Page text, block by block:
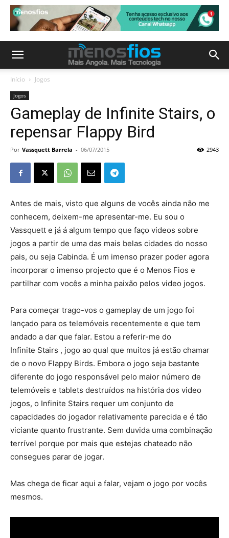
Início Jogos
Jogos
Gameplay de Infinite Stairs, o
repensar Flappy Bird
Por Vassquett Barrela - 06/07/2015 2943
Antes de mais, visto que alguns de vocês ainda não me
conhecem, deixem-me apresentar-me. Eu sou o
Vassquett e já á algum tempo que faço videos sobre
jogos a partir de uma das mais belas cidades do nosso
pais, ou seja Cabinda. É um imenso prazer poder agora
incorporar o imenso projecto que é o Menos Fios e
partilhar com vocês a minha paixão pelos video jogos.
Para começar trago-vos o gameplay de um jogo foi
lançado para os telemóveis recentemente e que tem
andado a dar que falar. Estou a referir-me do
Infinite Stairs , jogo ao qual que muitos já estão chamar
de o novo Flappy Birds. Embora o jogo seja bastante
diferente do jogo responsável pelo maior número de
telemóveis e tablets destruídos na história dos video
jogos, o Infinite Stairs requer um conjunto de
capacidades do jogador relativamente parecida e é tão
viciante quanto frustrante. Sem duvida uma combinação
terrível porque por mais que estejas chateado não
consegues parar de jogar.
Mas chega de ficar aqui a falar, vejam o jogo por vocês
mesmos.